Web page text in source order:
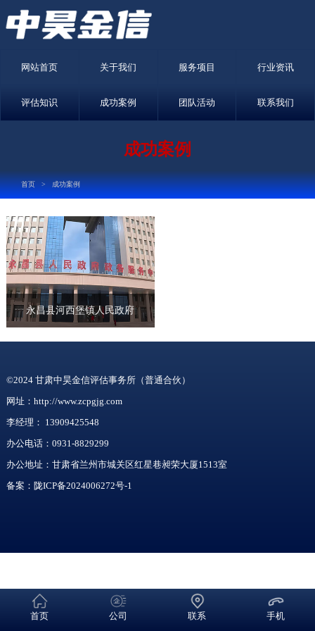
网站首页 关于我们 服务项目 行业资讯
评估知识 成功案例 团队活动 联系我们
成功案例
首页 > 成功案例
永昌县河西堡镇人民政府
©2024 甘肃中昊金信评估事务所（普通合伙）
网址：http://www.zcpgjg.com
李经理： 13909425548
办公电话：0931-8829299
办公地址：甘肃省兰州市城关区红星巷昶荣大厦1513室
备案： 陇ICP备2024006272号-1
首页 公司 联系 手机